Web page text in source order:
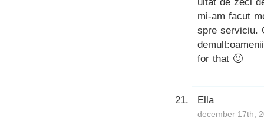
mi-am facut
spre serviciu.
for that 🙂
Ella
december 17th,